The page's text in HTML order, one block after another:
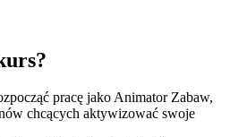
pracę jako Animator Zabaw,
chcących aktywizować swoje